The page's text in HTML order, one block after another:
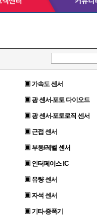
▣ 가속도 센서
▣ 광 센서-포토 다이오드
▣ 광 센서-포토로직 센서
▣ 근접 센서
▣ 부동/레벨 센서
▣ 인터페이스 IC
▣ 유량 센서
▣ 자석 센서
▣ 기타-증폭기